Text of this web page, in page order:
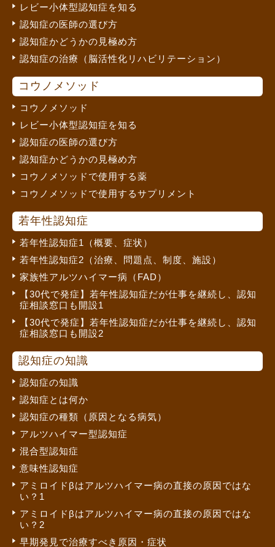
レビー小体型認知症を知る
認知症の医師の選び方
認知症かどうかの見極め方
認知症の治療（脳活性化リハビリテーション）
コウノメソッド
コウノメソッド
レビー小体型認知症を知る
認知症の医師の選び方
認知症かどうかの見極め方
コウノメソッドで使用する薬
コウノメソッドで使用するサプリメント
若年性認知症
若年性認知症1（概要、症状）
若年性認知症2（治療、問題点、制度、施設）
家族性アルツハイマー病（FAD）
【30代で発症】若年性認知症だが仕事を継続し、認知
症相談窓口も開設1
【30代で発症】若年性認知症だが仕事を継続し、認知
症相談窓口も開設2
認知症の知識
認知症の知識
認知症とは何か
認知症の種類（原因となる病気）
アルツハイマー型認知症
混合型認知症
意味性認知症
アミロイドβはアルツハイマー病の直接の原因ではな
い？1
アミロイドβはアルツハイマー病の直接の原因ではな
い？2
早期発見で治療すべき原因・症状